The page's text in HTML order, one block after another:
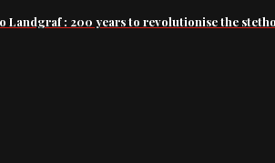
Landgraf : 200 years to revolutionise the